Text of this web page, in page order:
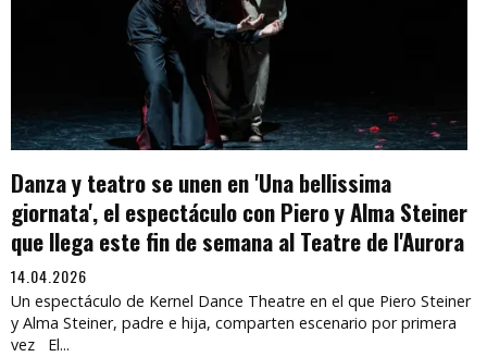
Danza y teatro se unen en 'Una bellissima
giornata', el espectáculo con Piero y Alma Steiner
que llega este fin de semana al Teatre de l'Aurora
14.04.2026
Un espectáculo de Kernel Dance Theatre en el que Piero Steiner
y Alma Steiner, padre e hija, comparten escenario por primera
vez El...